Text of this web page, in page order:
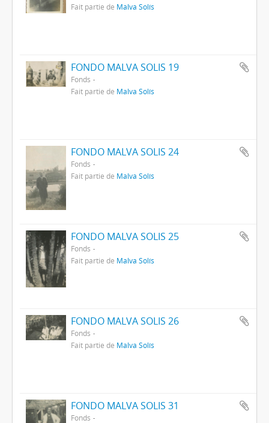
Fait partie de Malva Solís
FONDO MALVA SOLIS 19
Fonds
Fait partie de Malva Solís
FONDO MALVA SOLIS 24
Fonds
Fait partie de Malva Solís
FONDO MALVA SOLIS 25
Fonds
Fait partie de Malva Solís
FONDO MALVA SOLIS 26
Fonds
Fait partie de Malva Solís
FONDO MALVA SOLIS 31
Fonds